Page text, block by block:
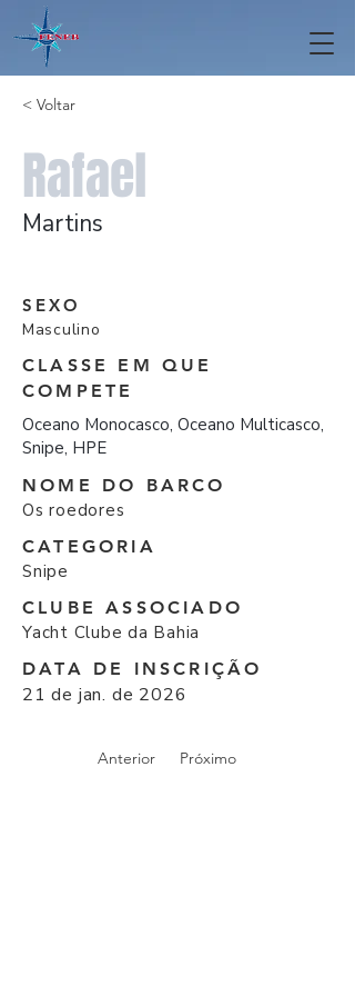
< Voltar
Rafael
Martins
SEXO
Masculino
CLASSE EM QUE
COMPETE
Oceano Monocasco, Oceano Multicasco,
Snipe, HPE
NOME DO BARCO
Os roedores
CATEGORIA
Snipe
CLUBE ASSOCIADO
Yacht Clube da Bahia
DATA DE INSCRIÇÃO
21 de jan. de 2026
Anterior Próximo